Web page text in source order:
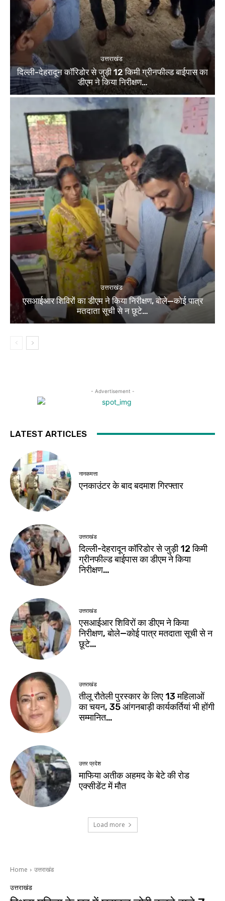
उत्तराखंड
दिल्ली-देहरादून कॉरिडोर से जुड़ी 12 किमी ग्रीनफील्ड बाईपास का
डीएम ने किया निरीक्षण…
उत्तराखंड
एसआईआर शिविरों का डीएम ने किया निरीक्षण, बोले—कोई पात्र
मतदाता सूची से न छूटे…
- Advertisement -
LATEST ARTICLES
नानकमत्ता
एनकाउंटर के बाद बदमाश गिरफ्तार
उत्तराखंड
दिल्ली-देहरादून कॉरिडोर से जुड़ी 12 किमी
ग्रीनफील्ड बाईपास का डीएम ने किया
निरीक्षण…
उत्तराखंड
एसआईआर शिविरों का डीएम ने किया
निरीक्षण, बोले—कोई पात्र मतदाता सूची से न
छूटे…
उत्तराखंड
तीलू रौतेली पुरस्कार के लिए 13 महिलाओं
का चयन, 35 आंगनबाड़ी कार्यकर्तियां भी होंगी
सम्मानित…
उत्तर प्रदेश
माफिया अतीक अहमद के बेटे की रोड
एक्सीडेंट में मौत
Load more